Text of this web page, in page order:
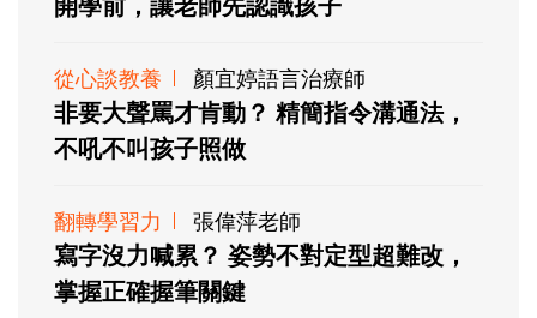
從心談教養 顏宜婷語言治療師
非要大聲罵才肯動？ 精簡指令溝通法，
不吼不叫孩子照做
翻轉學習力 張偉萍老師
寫字沒力喊累？ 姿勢不對定型超難改，
掌握正確握筆關鍵